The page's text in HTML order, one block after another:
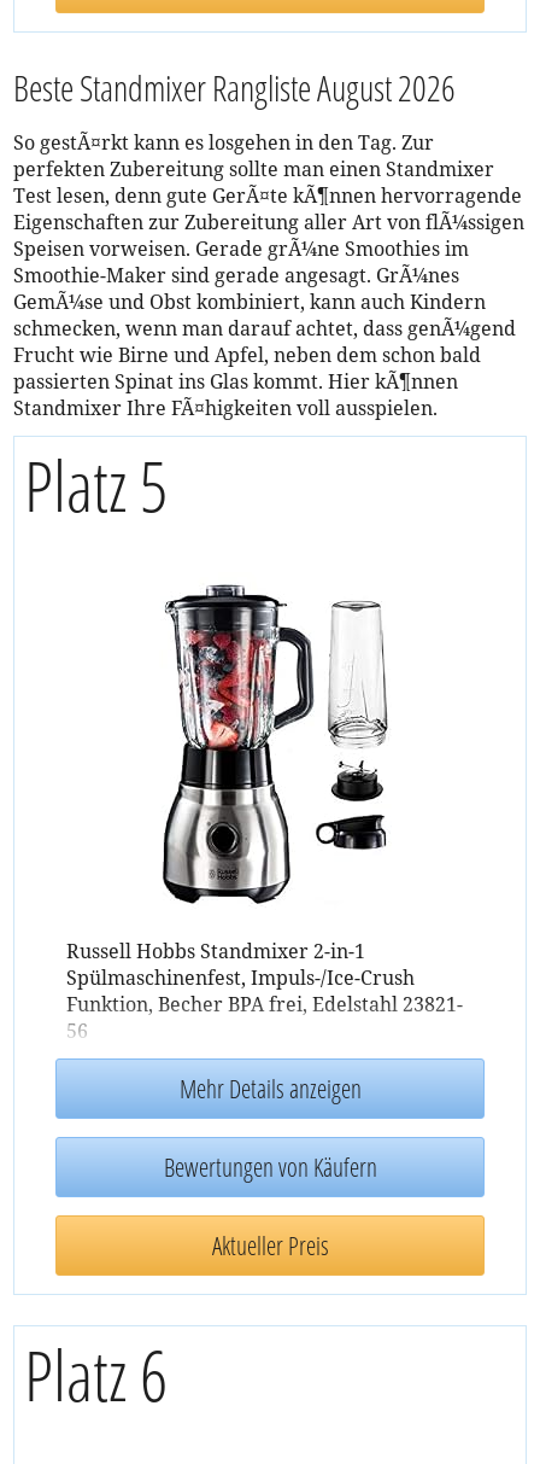
Beste Standmixer Rangliste August 2026
So gestÃ¤rkt kann es losgehen in den Tag. Zur
perfekten Zubereitung sollte man einen Standmixer
Test lesen, denn gute GerÃ¤te kÃ¶nnen hervorragende
Eigenschaften zur Zubereitung aller Art von flÃ¼ssigen
Speisen vorweisen. Gerade grÃ¼ne Smoothies im
Smoothie-Maker sind gerade angesagt. GrÃ¼nes
GemÃ¼se und Obst kombiniert, kann auch Kindern
schmecken, wenn man darauf achtet, dass genÃ¼gend
Frucht wie Birne und Apfel, neben dem schon bald
passierten Spinat ins Glas kommt. Hier kÃ¶nnen
Standmixer Ihre FÃ¤higkeiten voll ausspielen.
Platz 5
Russell Hobbs Standmixer 2-in-1
Spülmaschinenfest, Impuls-/Ice-Crush
Funktion, Becher BPA frei, Edelstahl 23821-
56
Mehr Details anzeigen
Bewertungen von Käufern
Aktueller Preis
Platz 6